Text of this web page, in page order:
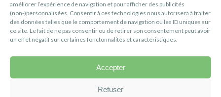
améliorer l’expérience de navigation et pour afficher des publicités
(non-)personnalisées. Consentir à ces technologies nous autorisera à traiter
des données telles que le comportement de navigation ou les ID uniques sur
ce site. Le fait de ne pas consentir ou de retirer son consentement peut avoir
un effet négatif sur certaines fonctonnalités et caractéristiques.
Accepter
Refuser
Suivez-nous
Politique de confidentialité
Réalisation :Axe Création